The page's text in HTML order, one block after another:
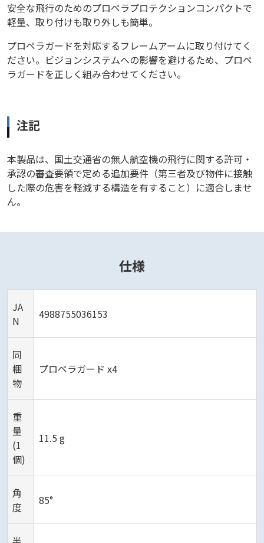
安全な飛行のためのプロペラプロテクションコンパクトで
軽量、取り付けも取り外しも簡単。
プロペラガードを対応するフレームアームに取り付けてく
ださい。ビジョンシステムへの影響を避けるため、プロペ
ラガードを正しく組み合わせてください。
注記
本製品は、国土交通省の無人航空機の飛行に関する許可・
承認の審査要領で定める追加要件（第三者及び物件に接触
した際の危害を軽減する構造を有すること）に適合しませ
ん。
仕様
JA
N
4988755036153
同
梱
物
プロペラガード x4
重
量
(1
個)
11.5 g
角
度
85°